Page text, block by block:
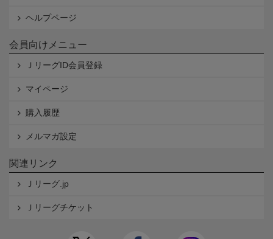
ヘルプページ
会員向けメニュー
ＪリーグID会員登録
マイページ
購入履歴
メルマガ設定
関連リンク
Ｊリーグ.jp
Ｊリーグチケット